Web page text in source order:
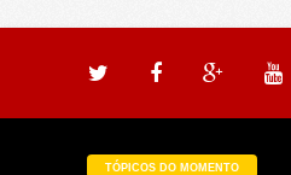
TÓPICOS DO MOMENTO